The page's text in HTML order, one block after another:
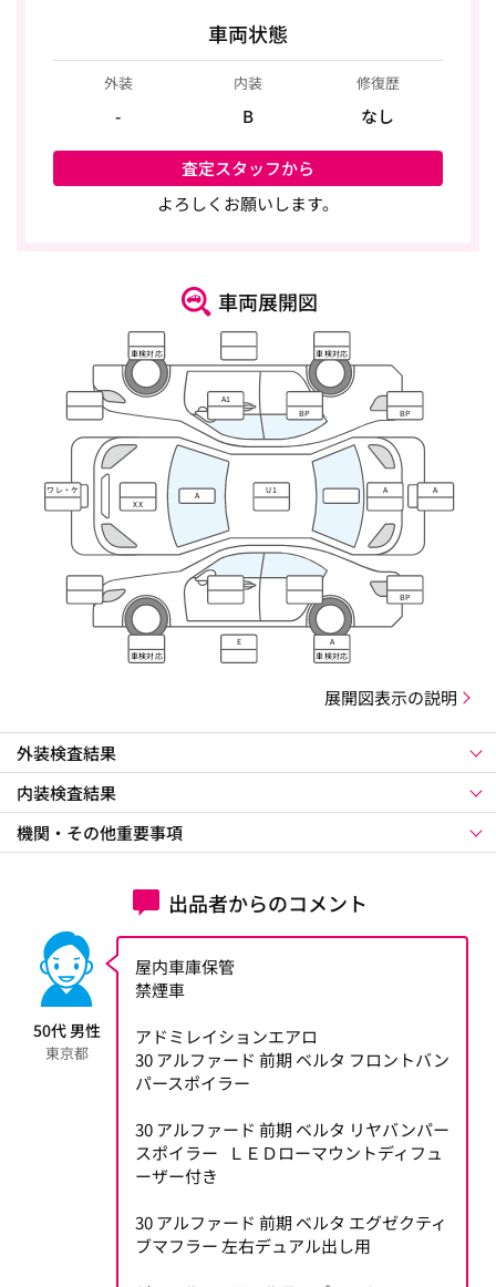
車両状態
外装
-
内装
B
修復歴
なし
査定スタッフから
よろしくお願いします。
車両展開図
車検対応 車検対応
A1
BP BP
ワレ・ケ
ズレ XX
A
U1 A A
BP
車検対応
E
A
車検対応
展開図表示の説明
外装検査結果
内装検査結果
機関・その他重要事項
出品者からのコメント
50代 男性
東京都
屋内車庫保管
禁煙車
アドミレイションエアロ
30 アルファード 前期 ベルタ フロントバン
パースポイラー
30 アルファード 前期 ベルタ リヤバンパー
スポイラー ＬＥＤローマウントディフュ
ーザー付き
30 アルファード 前期 ベルタ エグゼクティ
ブマフラー 左右デュアル出し用